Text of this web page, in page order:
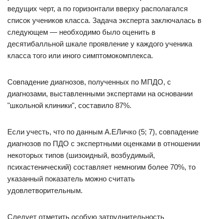
ведущих черт, а по горизонтали вверху располагался
список учеников класса. Задача эксперта заключалась в
следующем — необходимо было оценить в
десятибалльной шкале проявление у каждого ученика
класса того или иного симптомокомплекса.
Совпадение диагнозов, полученных по МПДО, с
диагнозами, выставленными экспертами на основании
"школьной клиники", составило 87%.
Если учесть, что по данным А.ЕЛичко (5; 7), совпадение
диагнозов по ПДО с экспертными оценками в отношении
некоторых типов (шизоидный, возбудимый,
психастенический) составляет немногим более 70%, то
указанный показатель можно считать
удовлетворительным.
Следует отметить особую затруднительность